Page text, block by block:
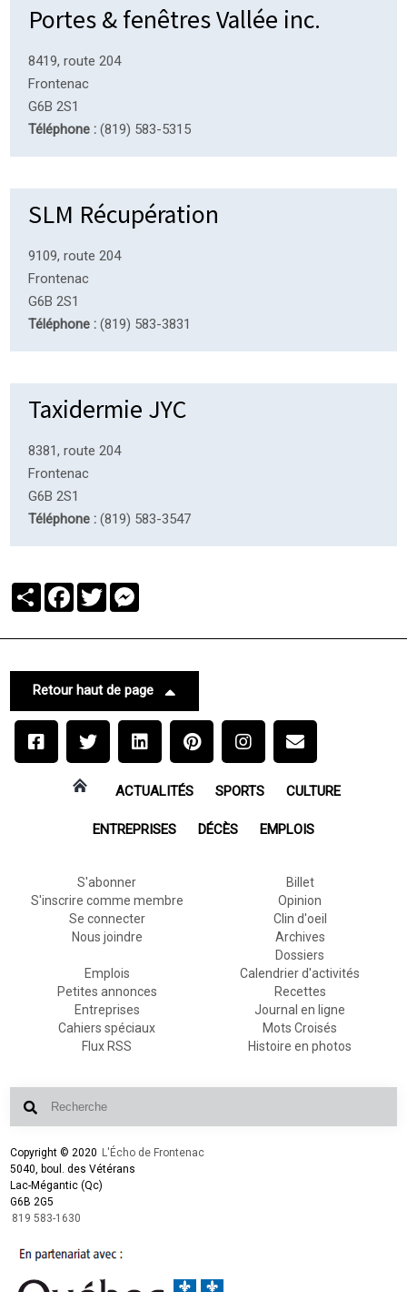
Portes & fenêtres Vallée inc.
8419, route 204
Frontenac
G6B 2S1
Téléphone : (819) 583-5315
SLM Récupération
9109, route 204
Frontenac
G6B 2S1
Téléphone : (819) 583-3831
Taxidermie JYC
8381, route 204
Frontenac
G6B 2S1
Téléphone : (819) 583-3547
PartagerFacebook
Twitter
Retour haut de page
ACTUALITÉS SPORTS CULTURE
ENTREPRISES DÉCÈS EMPLOIS
S'abonner
S'inscrire comme membre
Se connecter
Nous joindre
Billet
Opinion
Clin d'oeil
Archives
Dossiers
Emplois
Petites annonces
Entreprises
Cahiers spéciaux
Flux RSS
Calendrier d'activités
Recettes
Journal en ligne
Mots Croisés
Histoire en photos
Copyright © 2020 L'Écho de Frontenac
5040, boul. des Vétérans
Lac-Mégantic (Qc)
G6B 2G5
819 583-1630